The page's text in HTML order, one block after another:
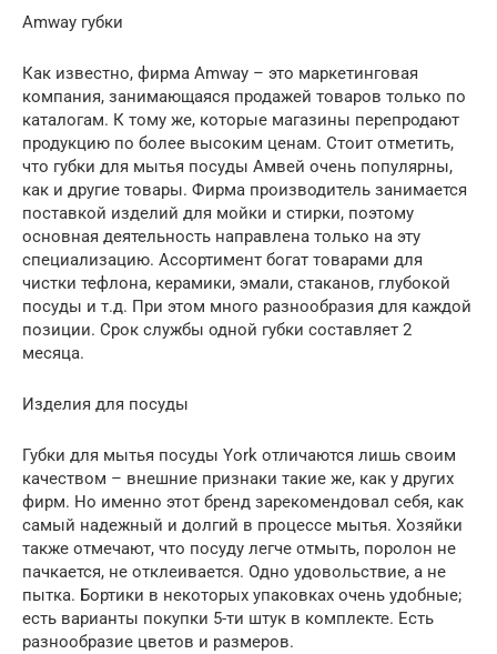
Amway губки
Как известно, фирма Amway – это маркетинговая
компания, занимающаяся продажей товаров только по
каталогам. К тому же, которые магазины перепродают
продукцию по более высоким ценам. Стоит отметить,
что губки для мытья посуды Амвей очень популярны,
как и другие товары. Фирма производитель занимается
поставкой изделий для мойки и стирки, поэтому
основная деятельность направлена только на эту
специализацию. Ассортимент богат товарами для
чистки тефлона, керамики, эмали, стаканов, глубокой
посуды и т.д. При этом много разнообразия для каждой
позиции. Срок службы одной губки составляет 2
месяца.
Изделия для посуды
Губки для мытья посуды York отличаются лишь своим
качеством – внешние признаки такие же, как у других
фирм. Но именно этот бренд зарекомендовал себя, как
самый надежный и долгий в процессе мытья. Хозяйки
также отмечают, что посуду легче отмыть, поролон не
пачкается, не отклеивается. Одно удовольствие, а не
пытка. Бортики в некоторых упаковках очень удобные;
есть варианты покупки 5-ти штук в комплекте. Есть
разнообразие цветов и размеров.